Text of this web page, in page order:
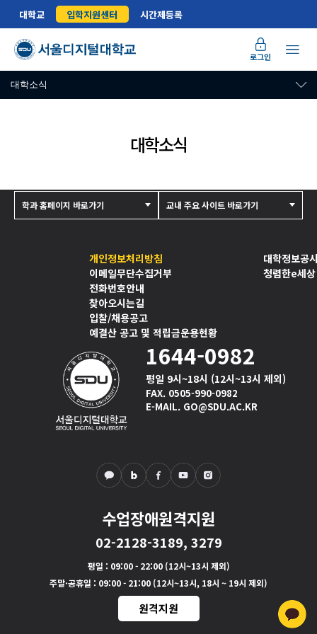
대학교 입학지원센터 시간제등록
로그인
대학소식
대학소식
개인정보처리방침
이메일무단수집거부
전화번호안내
찾아오시는길
입찰/채용공고
예결산 공고 및 적립금운용현황
대학정보공
청렴한e세상
1644-0982
평일 9시~18시 (12시~13시 제외)
FAX. 0505-990-0982
E-MAIL. GO@SDU.AC.KR
수업장애원격지원
02-2128-3189, 3279
평일 : 09:00 - 22:00 (12시~13시 제외)
주말·공휴일 : 09:00 - 21:00 (12시~13시, 18시 ~ 19시 제외)
원격지원
학과 홈페이지 바로가기 교내 주요 사이트 바로가기